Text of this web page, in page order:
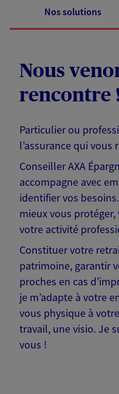
Nos solutions
Nous
rencontre
Particulier ou
l’assurance qui vous
Conseiller AXA
accompagne avec
identifier vos
mieux vous
votre activité
Constituer votre
patrimoine, garantir
proches en cas
je m’adapte à votre
vous physique à
travail, une visio. Je
vous !